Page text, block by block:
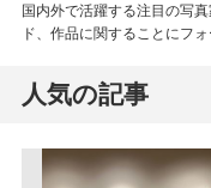
国内外で活躍する注目の写
ド、作品に関することにフ
人気の記事